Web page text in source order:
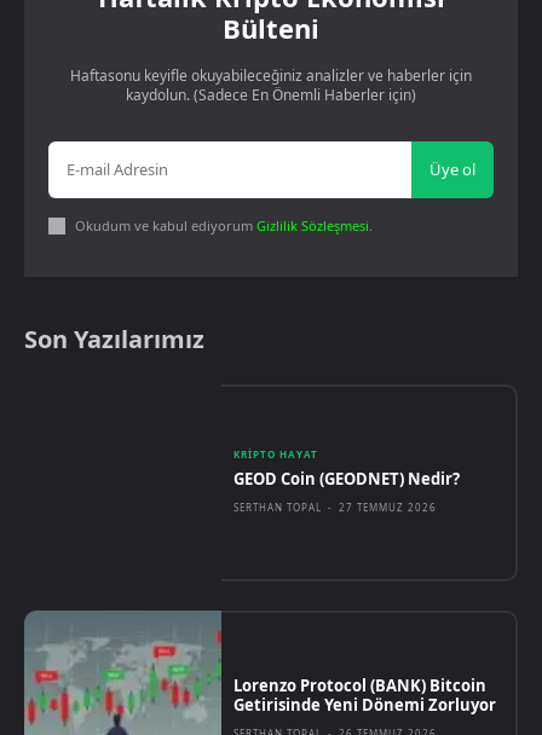
Bülteni
Haftasonu keyifle okuyabileceğiniz analizler ve haberler için
kaydolun. (Sadece En Önemli Haberler için)
Üye ol
Okudum ve kabul ediyorum Gizlilik Sözleşmesi.
Son Yazılarımız
KRIPTO HAYAT
GEOD Coin (GEODNET) Nedir?
SERTHAN TOPAL - 27 TEMMUZ 2026
Lorenzo Protocol (BANK) Bitcoin
Getirisinde Yeni Dönemi Zorluyor